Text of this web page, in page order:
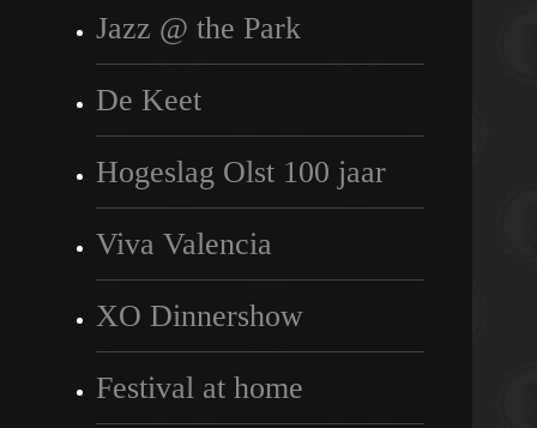
Jazz @ the Park
De Keet
Hogeslag Olst 100 jaar
Viva Valencia
XO Dinnershow
Festival at home